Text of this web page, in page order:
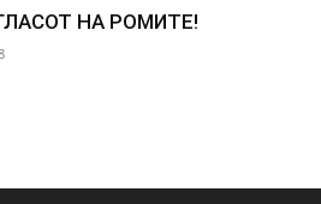
НА РОМИТЕ!